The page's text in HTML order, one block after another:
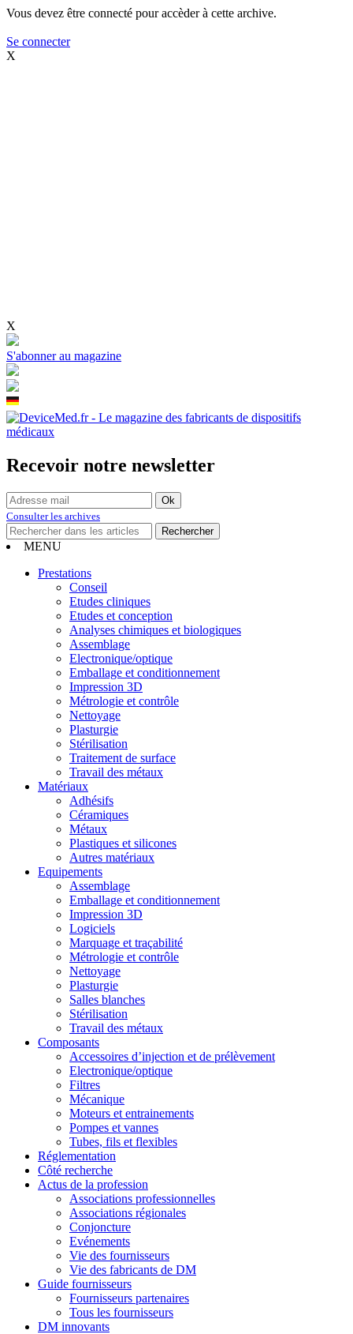
Vous devez être connecté pour accèder à cette archive.
Se connecter
X
X
S'abonner au magazine
Recevoir notre newsletter
Consulter les archives
MENU
Prestations
Conseil
Etudes cliniques
Etudes et conception
Analyses chimiques et biologiques
Assemblage
Electronique/optique
Emballage et conditionnement
Impression 3D
Métrologie et contrôle
Nettoyage
Plasturgie
Stérilisation
Traitement de surface
Travail des métaux
Matériaux
Adhésifs
Céramiques
Métaux
Plastiques et silicones
Autres matériaux
Equipements
Assemblage
Emballage et conditionnement
Impression 3D
Logiciels
Marquage et traçabilité
Métrologie et contrôle
Nettoyage
Plasturgie
Salles blanches
Stérilisation
Travail des métaux
Composants
Accessoires d’injection et de prélèvement
Electronique/optique
Filtres
Mécanique
Moteurs et entrainements
Pompes et vannes
Tubes, fils et flexibles
Réglementation
Côté recherche
Actus de la profession
Associations professionnelles
Associations régionales
Conjoncture
Evénements
Vie des fournisseurs
Vie des fabricants de DM
Guide fournisseurs
Fournisseurs partenaires
Tous les fournisseurs
DM innovants